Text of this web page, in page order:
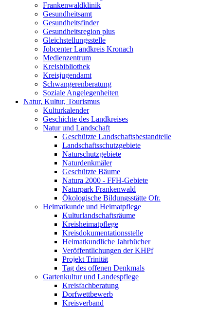
Frankenwaldklinik
Gesundheitsamt
Gesundheitsfinder
Gesundheitsregion plus
Gleichstellungsstelle
Jobcenter Landkreis Kronach
Medienzentrum
Kreisbibliothek
Kreisjugendamt
Schwangerenberatung
Soziale Angelegenheiten
Natur, Kultur, Tourismus
Kulturkalender
Geschichte des Landkreises
Natur und Landschaft
Geschützte Landschaftsbestandteile
Landschaftsschutzgebiete
Naturschutzgebiete
Naturdenkmäler
Geschützte Bäume
Natura 2000 - FFH-Gebiete
Naturpark Frankenwald
Ökologische Bildungsstätte Ofr.
Heimatkunde und Heimatpflege
Kulturlandschaftsräume
Kreisheimatpflege
Kreisdokumentationsstelle
Heimatkundliche Jahrbücher
Veröffentlichungen der KHPf
Projekt Trinität
Tag des offenen Denkmals
Gartenkultur und Landespflege
Kreisfachberatung
Dorfwettbewerb
Kreisverband